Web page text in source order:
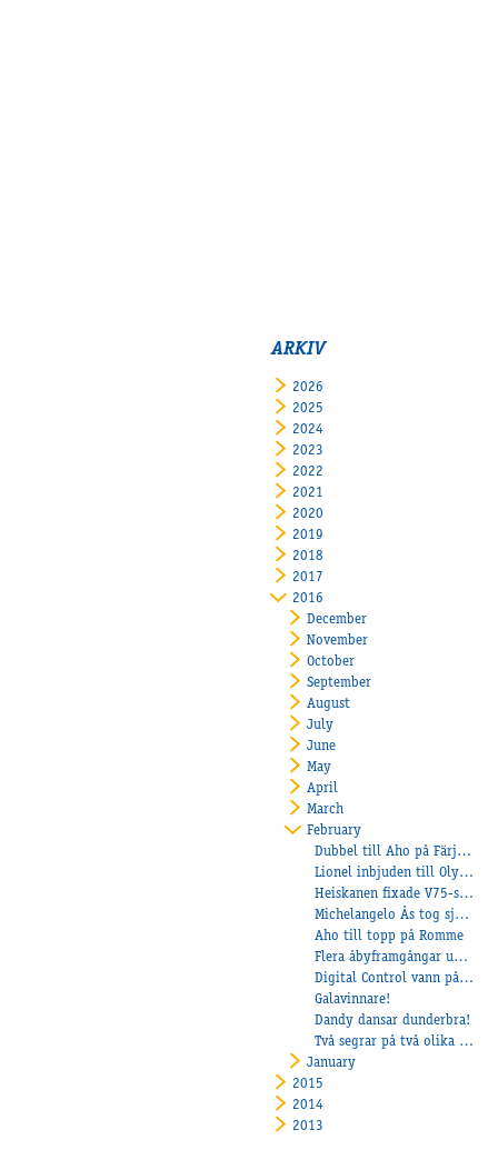
ARKIV
2026
2025
2024
2023
2022
2021
2020
2019
2018
2017
2016
December
November
October
September
August
July
June
May
April
March
February
Dubbel till Aho på Färjestad och Pepe di Jesolo bäst igen
Lionel inbjuden till Olympiatravet
Heiskanen fixade V75-seger till Åbytravet
Michelangelo Ås tog sjätte raka segern
Aho till topp på Romme
Flera åbyframgångar under kvällen!
Digital Control vann på V75
Galavinnare!
Dandy dansar dunderbra!
Två segrar på två olika banor!
January
2015
2014
2013